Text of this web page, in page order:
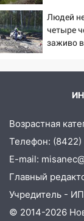
Людей
четыре
заживо
Возрастная
Телефон:
E-mail:
Главный
Учредитель -
© 2014-2026